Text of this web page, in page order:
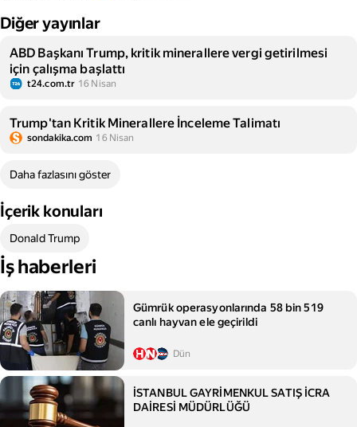
Diğer yayınlar
ABD Başkanı Trump, kritik minerallere vergi getirilmesi
için çalışma başlattı
t24.com.tr 16 Nisan
Trump'tan Kritik Minerallere İnceleme Talimatı
sondakika.com 16 Nisan
Daha fazlasını göster
İçerik konuları
Donald Trump
İş haberleri
Gümrük operasyonlarında 58 bin 519
canlı hayvan ele geçirildi
Dün
İSTANBUL GAYRİMENKUL SATIŞ İCRA
DAİRESİ MÜDÜRLÜĞÜ